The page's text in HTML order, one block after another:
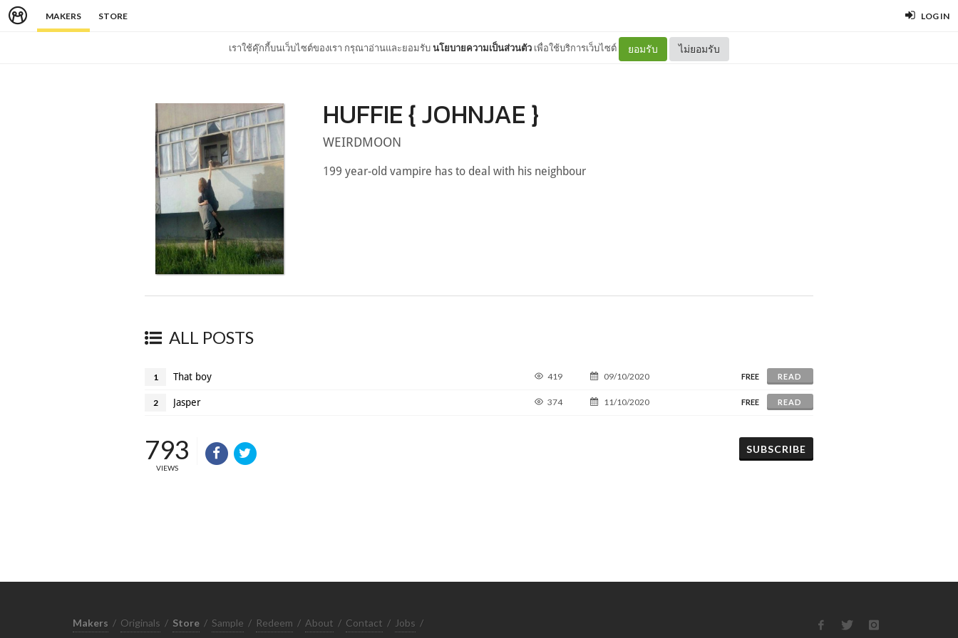
MAKERS STORE LOG IN
เราใช้คุ๊กกี้บนเว็บไซต์ของเรา กรุณาอ่านและยอมรับนโยบายความเป็นส่วนตัว เพื่อใช้บริการเว็บไซต์ ยอมรับ ไม่ยอมรับ
HUFFIE { JOHNJAE }
WEIRDMOON
199 year-old vampire has to deal with his neighbour
ALL POSTS
1 That boy 419 09/10/2020 FREE READ
2 Jasper 374 11/10/2020 FREE READ
793
VIEWS
SUBSCRIBE
Makers / Originals / Store / Sample / Redeem / About / Contact / Jobs /